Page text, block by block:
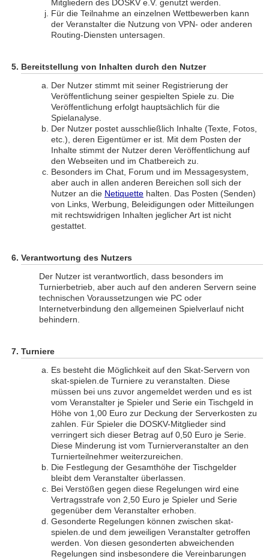
Mitgliedern des DOSKV e.V. genutzt werden.
Für die Teilnahme an einzelnen Wettbewerben kann
der Veranstalter die Nutzung von VPN- oder anderen
Routing-Diensten untersagen.
Bereitstellung von Inhalten durch den Nutzer
Der Nutzer stimmt mit seiner Registrierung der
Veröffentlichung seiner gespielten Spiele zu. Die
Veröffentlichung erfolgt hauptsächlich für die
Spielanalyse.
Der Nutzer postet ausschließlich Inhalte (Texte, Fotos,
etc.), deren Eigentümer er ist. Mit dem Posten der
Inhalte stimmt der Nutzer deren Veröffentlichung auf
den Webseiten und im Chatbereich zu.
Besonders im Chat, Forum und im Messagesystem,
aber auch in allen anderen Bereichen soll sich der
Nutzer an die Netiquette halten. Das Posten (Senden)
von Links, Werbung, Beleidigungen oder Mitteilungen
mit rechtswidrigen Inhalten jeglicher Art ist nicht
gestattet.
Verantwortung des Nutzers
Der Nutzer ist verantwortlich, dass besonders im
Turnierbetrieb, aber auch auf den anderen Servern seine
technischen Voraussetzungen wie PC oder
Internetverbindung den allgemeinen Spielverlauf nicht
behindern.
Turniere
Es besteht die Möglichkeit auf den Skat-Servern von
skat-spielen.de Turniere zu veranstalten. Diese
müssen bei uns zuvor angemeldet werden und es ist
vom Veranstalter je Spieler und Serie ein Tischgeld in
Höhe von 1,00 Euro zur Deckung der Serverkosten zu
zahlen. Für Spieler die DOSKV-Mitglieder sind
verringert sich dieser Betrag auf 0,50 Euro je Serie.
Diese Minderung ist vom Turnierveranstalter an den
Turnierteilnehmer weiterzureichen.
Die Festlegung der Gesamthöhe der Tischgelder
bleibt dem Veranstalter überlassen.
Bei Verstößen gegen diese Regelungen wird eine
Vertragsstrafe von 2,50 Euro je Spieler und Serie
gegenüber dem Veranstalter erhoben.
Gesonderte Regelungen können zwischen skat-
spielen.de und dem jeweiligen Veranstalter getroffen
werden. Von diesen gesonderten abweichenden
Regelungen sind insbesondere die Vereinbarungen